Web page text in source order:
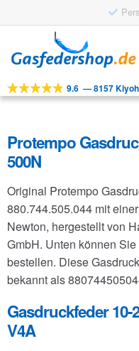
Navigation
springen
Inhalt
springen
Werkzeuge
Anwendungen
FAQ
9.6 —8157
Protempo
500N
Original Protempo
880.744.505.044 mit
Newton, hergestellt von
GmbH. Unten können
bestellen. Diese
bekannt als
Gasdruckfeder 10-
V4A